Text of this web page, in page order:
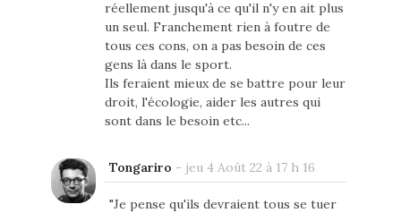
réellement jusqu'à ce qu'il n'y en ait plus
un seul. Franchement rien à foutre de
tous ces cons, on a pas besoin de ces
gens là dans le sport.
Ils feraient mieux de se battre pour leur
droit, l'écologie, aider les autres qui
sont dans le besoin etc...
Tongariro - jeu 4 Août 22 à 17 h 16
"Je pense qu'ils devraient tous se tuer